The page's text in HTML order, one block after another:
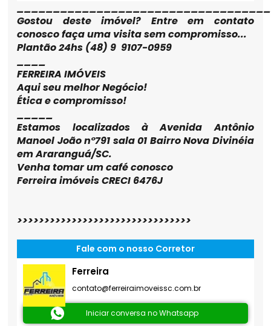
Gostou deste imóvel? Entre em contato
conosco faça uma visita sem compromisso...
Plantão 24hs (48) 9 9107-0959
____
FERREIRA IMÓVEIS
Aqui seu melhor Negócio!
Ética e compromisso!
_____
Estamos localizados à Avenida Antônio
Manoel João n°791 sala 01 Bairro Nova Divinéia
em Araranguá/SC.
Venha tomar um café conosco
Ferreira imóveis CRECI 6476J
>>>>>>>>>>>>>>>>>>>>>>>>>>>>>>>>
Fale com o nosso Corretor
Ferreira
contato@ferreiraimoveissc.com.br
Iniciar conversa no Whatsapp